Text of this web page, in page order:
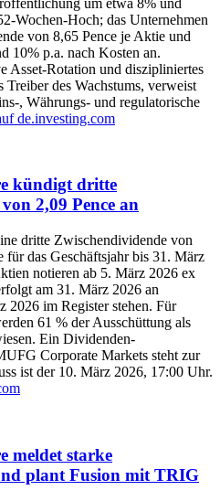
das Unternehmen
von 8,65 Pence je Aktie und
10% p.a. nach Kosten an.
Asset-Rotation und diszipliniertes
Treiber des Wachstums, verweist
, Währungs‑ und regulatorische
de.investing.com
kündigt dritte
2,09 Pence an
dritte Zwischendividende von
für das Geschäftsjahr bis 31. März
notieren ab 5. März 2026 ex
am 31. März 2026 an
2026 im Register stehen. Für
61 % der Ausschüttung als
Ein Dividenden-
Corporate Markets steht zur
ist der 10. März 2026, 17:00 Uhr.
meldet starke
plant Fusion mit TRIG